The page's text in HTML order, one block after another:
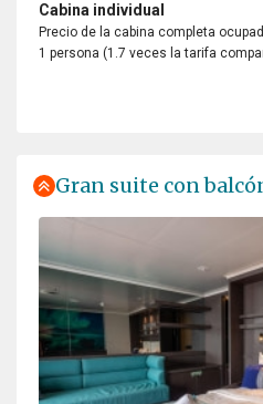
Cabina individual
Precio de la cabina completa
1 persona (1.7 veces la tarifa
Gran suite con